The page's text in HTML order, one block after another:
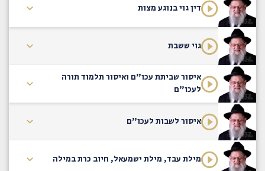
דין גוי בנוגע מצות
גוי ששבת
איסור שביתת עכו"ם ואיסור תלמוד תורה
לעכו"ם
איסור לשבות לעכו"ם
מילת עבד, מילת ישמעאל, חיוב כרת במילה